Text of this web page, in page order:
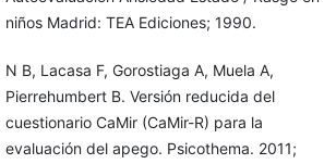
niños Madrid: TEA Ediciones; 1990.
N B, Lacasa F, Gorostiaga A, Muela A,
Pierrehumbert B. Versión reducida del
cuestionario CaMir (CaMir-R) para la
evaluación del apego. Psicothema. 2011;